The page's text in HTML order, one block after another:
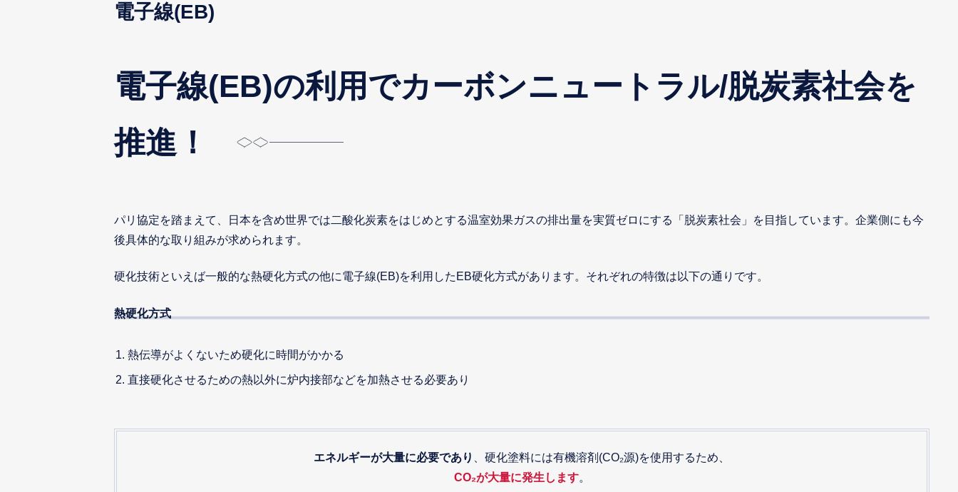
電子線(EB)
電子線(EB)の利用でカーボンニュートラル/脱炭素社会を
推進！
パリ協定を踏まえて、日本を含め世界では二酸化炭素をはじめとする温室効果ガスの排出量を実質ゼロにする「脱炭素社会」を目指しています。企業側にも今
後具体的な取り組みが求められます。
硬化技術といえば一般的な熱硬化方式の他に電子線(EB)を利用したEB硬化方式があります。それぞれの特徴は以下の通りです。
熱硬化方式
熱伝導がよくないため硬化に時間がかかる
直接硬化させるための熱以外に炉内接部などを加熱させる必要あり
エネルギーが大量に必要であり 、硬化塗料には有機溶剤(CO₂源)を使用するため、
CO₂が大量に発生します。